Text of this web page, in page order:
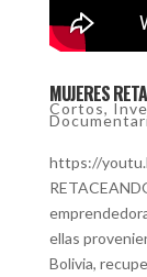
MUJERES
Cortos,
https://
ellas
Bolivia,